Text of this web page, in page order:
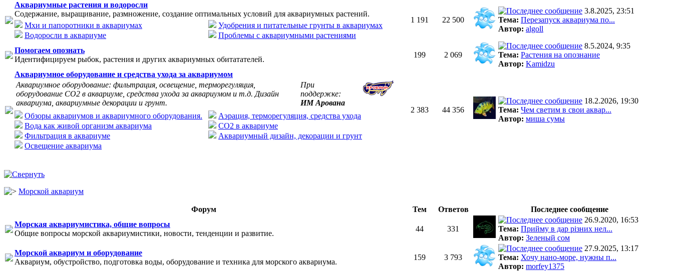
Аквариумные растения и водоросли
Содержание, выращивание, размножение, создание оптимальных условий для аквариумных растений.
Мхи и папоротники в аквариумах
Водоросли в аквариуме
Удобрения и питательные грунты в аквариумах
Проблемы с аквариумными растениями
1 191 22 500
3.8.2025, 23:51
Тема: Перезапуск аквариума по...
Автор: algoll
Помогаем опознать
Идентифицируем рыбок, растения и других аквариумных обитатателей.
199 2 069
8.5.2024, 9:35
Тема: Растения на опознание
Автор: Kamidzu
Аквариумное оборудование и средства ухода за аквариумом
Аквариумное оборудование: фильтрация, освещение, терморегуляция,
оборудование СО2 в аквариуме, средства ухода за аквариумом и т.д. Дизайн
аквариума, аквариумные декорации и грунт.
При
поддержке:
ИМ Арована
Обзоры аквариумов и аквариумного оборудования.
Вода как живой организм аквариума
Фильтрация в аквариуме
Освещение аквариума
Аэрация, терморегуляция, средства ухода
CO2 в аквариуме
Аквариумный дизайн, декорации и грунт
2 383 44 356
18.2.2026, 19:30
Тема: Чем светим в свои аквар...
Автор: миша сумы
Морской аквариум
Форум Тем Ответов
Последнее сообщение
Морская аквариумистика, общие вопросы
Общие вопросы морской аквариумистики, новости, тенденции и развитие.
44 331
26.9.2020, 16:53
Тема: Прийму в дар різних нел...
Автор: Зеленый сом
Морской аквариум и оборудование
Аквариум, обустройство, подготовка воды, оборудование и техника для морского аквариума.
159 3 793
27.9.2025, 13:17
Тема: Хочу нано-море, нужны п...
Автор: morfey1375